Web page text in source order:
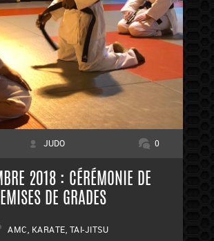
JUDO 0
2018 : CÉRÉMONIE DE
DE GRADES
AMC KARATE TAI-JITSU